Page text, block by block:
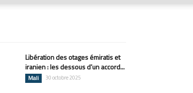
Libération des otages émiratis et
iranien : les dessous d’un accord...
Mali 30 octobre 2025